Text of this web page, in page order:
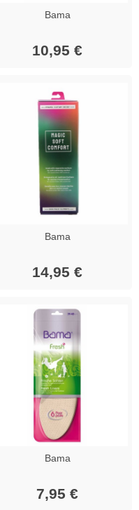
Bama
10,95 €
Bama
14,95 €
Bama
7,95 €